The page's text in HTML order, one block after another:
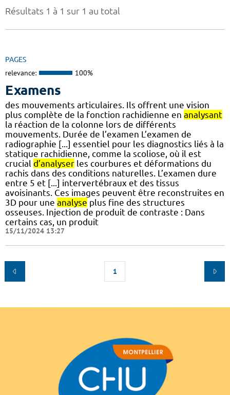
Résultats 1 à 1 sur 1 au total
PAGES
relevance: 100%
Examens
des mouvements articulaires. Ils offrent une vision
plus complète de la fonction rachidienne en analysant
la réaction de la colonne lors de différents
mouvements. Durée de l’examen L’examen de
radiographie [...] essentiel pour les diagnostics liés à la
statique rachidienne, comme la scoliose, où il est
crucial d’analyser les courbures et déformations du
rachis dans des conditions naturelles. L’examen dure
entre 5 et [...] intervertébraux et des tissus
avoisinants. Ces images peuvent être reconstruites en
3D pour une analyse plus fine des structures
osseuses. Injection de produit de contraste : Dans
certains cas, un produit
15/11/2024 13:27
1